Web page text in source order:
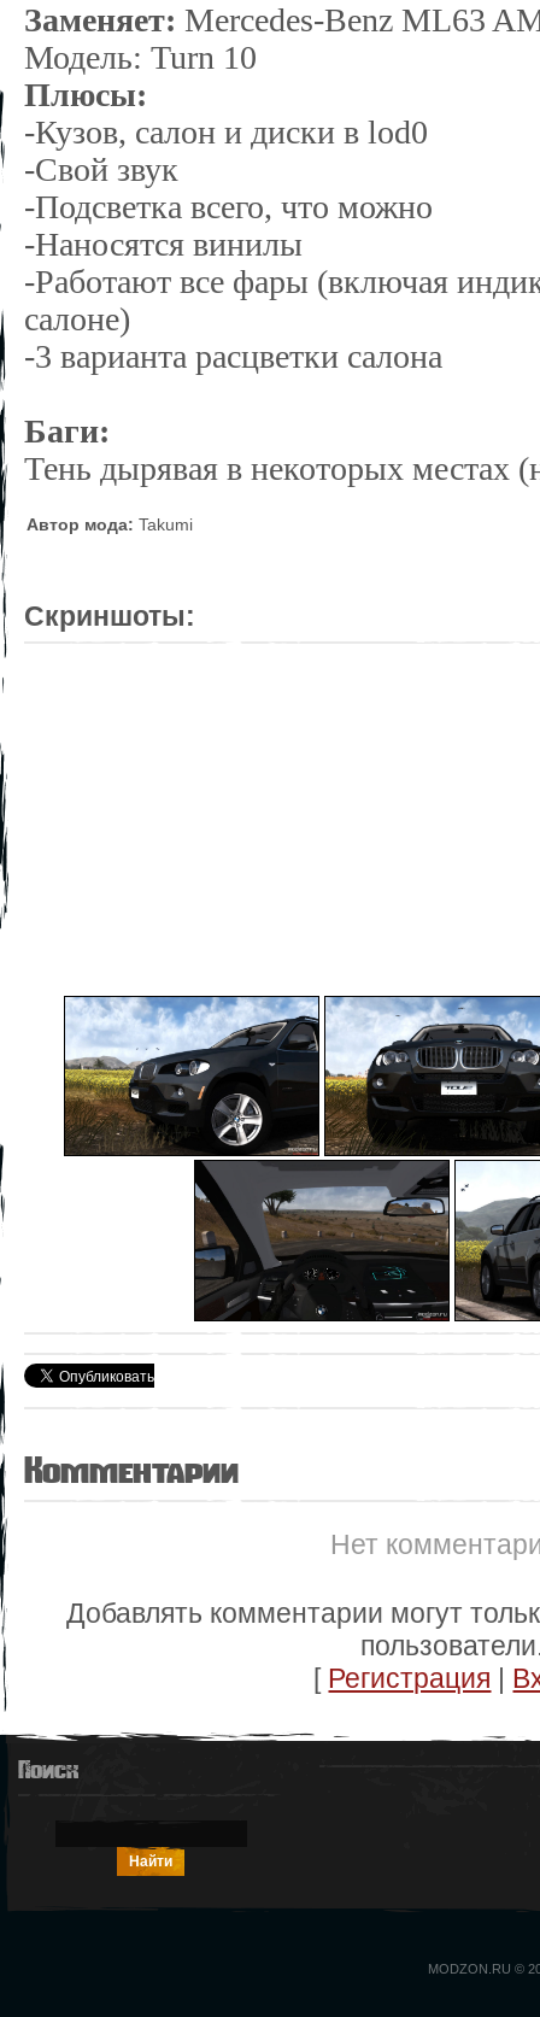
Заменяет: Mercedes-Benz ML63
Модель: Turn 10
Плюсы:
-Кузов, салон и диски в lod0
-Свой звук
-Подсветка всего, что можно
-Наносятся винилы
-Работают все фары (включая
салоне)
-3 варианта расцветки салона
Баги:
Тень дырявая в некоторых местах
Автор мода: Takumi
Скриншоты:
Комментарии
Нет
Добавлять комментарии могут
[ Регистрация |
Поиск
MODZON.RU ©